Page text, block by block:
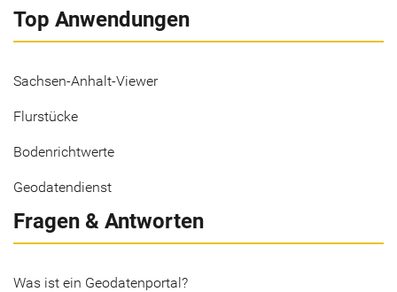
Top Anwendungen
Sachsen-Anhalt-Viewer
Flurstücke
Bodenrichtwerte
Geodatendienst
Fragen & Antworten
Was ist ein Geodatenportal?